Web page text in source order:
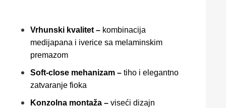
Vrhunski kvalitet – kombinacija
medijapana i iverice sa melaminskim
premazom
Soft-close mehanizam – tiho i elegantno
zatvaranje fioka
Konzolna montaža – viseći dizajn